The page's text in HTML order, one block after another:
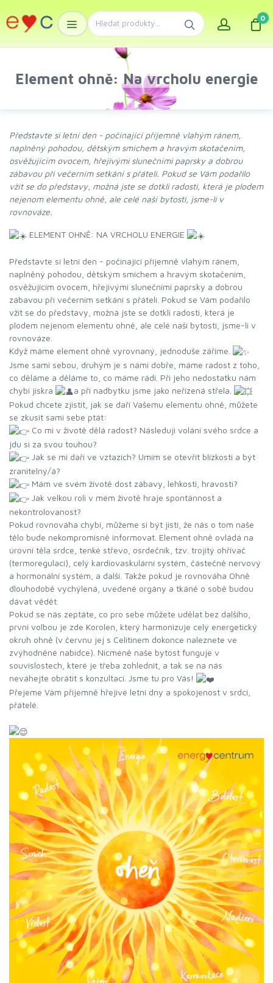
0
Element ohně: Na vrcholu energie
Představte si letní den - počínající příjemně vlahým ránem,
naplněný pohodou, dětským smíchem a hravým skotačením,
osvěžujícím ovocem, hřejivými slunečními paprsky a dobrou
zábavou při večerním setkání s přáteli. Pokud se Vám podařilo
vžít se do představy, možná jste se dotkli radosti, která je plodem
nejenom elementu ohně, ale celé naší bytosti, jsme-li v
rovnováze.
ELEMENT OHNĚ: NA VRCHOLU ENERGIE
Představte si letní den - počínající příjemně vlahým ránem,
naplněný pohodou, dětským smíchem a hravým skotačením,
osvěžujícím ovocem, hřejivými slunečními paprsky a dobrou
zábavou při večerním setkání s přáteli. Pokud se Vám podařilo
vžít se do představy, možná jste se dotkli radosti, která je
plodem nejenom elementu ohně, ale celé naší bytosti, jsme-li v
rovnováze.
Když máme element ohně vyrovnaný, jednoduše záříme.
Jsme sami sebou, druhým je s námi dobře, máme radost z toho,
co děláme a děláme to, co máme rádi. Při jeho nedostatku nám
chybí jiskra
a při nadbytku jsme jako neřízená střela.
Pokud chcete zjistit, jak se daří Vašemu elementu ohně, můžete
se zkusit sami sebe ptát:
Co mi v životě dělá radost? Následuji volání svého srdce a
jdu si za svou touhou?
Jak se mi daří ve vztazích? Umím se otevřít blízkosti a být
zranitelný/á?
Mám ve svém životě dost zábavy, lehkosti, hravosti?
Jak velkou roli v mém životě hraje spontánnost a
nekontrolovanost?
Pokud rovnováha chybí, můžeme si být jistí, že nás o tom naše
tělo bude nekompromisně informovat. Element ohně ovládá na
úrovni těla srdce, tenké střevo, osrdečník, tzv. trojitý ohřívač
(termoregulaci), celý kardiovaskulární systém, částečně nervový
a hormonální systém, a další. Takže pokud je rovnováha Ohně
dlouhodobě vychýlená, uvedené orgány a tkáně o sobě budou
dávat vědět.
Pokud se nás zeptáte, co pro sebe můžete udělat bez dalšího,
první volbou je zde Korolen, který harmonizuje celý energetický
okruh ohně (v červnu jej s Celitinem dokonce naleznete ve
zvýhodněné nabídce). Nicméně naše bytost funguje v
souvislostech, které je třeba zohlednit, a tak se na nás
neváhejte obrátit s konzultací. Jsme tu pro Vás!
Přejeme Vám příjemně hřejivé letní dny a spokojenost v srdci,
přátelé.